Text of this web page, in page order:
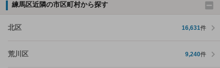
練馬区近隣の市区町村から探す
北区 16,631件
荒川区 9,240件